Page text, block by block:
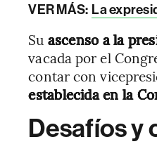
VER MÁS: La
Su ascenso a la
vacada por el
contar con
establecida en la
Desafíos y